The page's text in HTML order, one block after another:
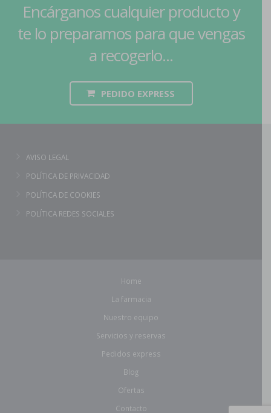
Encárganos cualquier producto y
te lo preparamos para que vengas
a recogerlo...
PEDIDO EXPRESS
AVISO LEGAL
POLÍTICA DE PRIVACIDAD
POLÍTICA DE COOKIES
POLÍTICA REDES SOCIALES
Home
La farmacia
Nuestro equipo
Servicios y reservas
Pedidos express
Blog
Ofertas
Contacto